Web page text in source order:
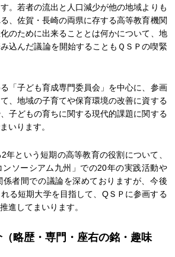
。若者の流出と人口減少が他の地域よりも
、佐賀・長崎の両県に存する高等教育機関
のために出来ることとは何かについて、地
込んだ議論を開始することもＱＳＰの喫緊
「子ども育成専門委員会」を中心に、参画
、地域の子育てや保育環境の改善に資する
子どもの育ちに関する現代的課題に関する
いります。
という短期の高等教育の役割について、
ソーシアム九州」での20年の実践活動や
者間での議論を深めておりますが、今後
る短期大学を目指して、QＳＰに参画する
進してまいります。
（略歴・専門・座右の銘・趣味